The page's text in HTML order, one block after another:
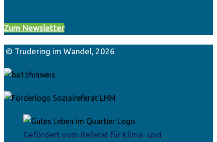
Zum Newsletter
© Trudering im Wandel, 2026
Gefördert vom Referat für Klima- und